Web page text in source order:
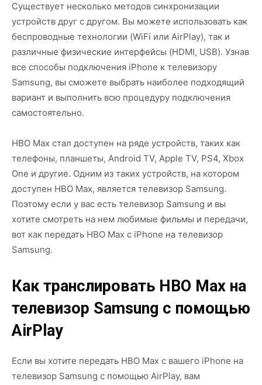
Существует несколько методов синхронизации
устройств друг с другом. Вы можете использовать как
беспроводные технологии (WiFi или AirPlay), так и
различные физические интерфейсы (HDMI, USB). Узнав
все способы подключения iPhone к телевизору
Samsung, вы сможете выбрать наиболее подходящий
вариант и выполнить всю процедуру подключения
самостоятельно.
HBO Max стал доступен на ряде устройств, таких как
телефоны, планшеты, Android TV, Apple TV, PS4, Xbox
One и другие. Одним из таких устройств, на котором
доступен HBO Max, является телевизор Samsung.
Поэтому если у вас есть телевизор Samsung и вы
хотите смотреть на нем любимые фильмы и передачи,
вот как передать HBO Max с iPhone на телевизор
Samsung.
Как транслировать HBO Max на
телевизор Samsung с помощью
AirPlay
Если вы хотите передать HBO Max с вашего iPhone на
телевизор Samsung с помощью AirPlay, вам